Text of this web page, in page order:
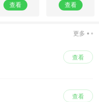
查看
查看
更多
查看
查看